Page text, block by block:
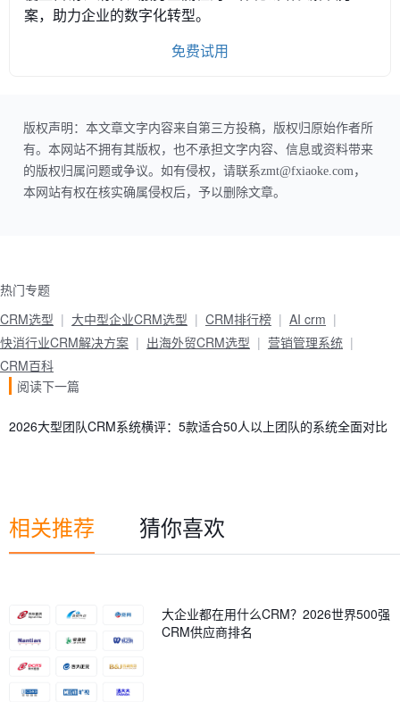
案，助力企业的数字化转型。
免费试用
版权声明：本文章文字内容来自第三方投稿，版权归原始作者所
有。本网站不拥有其版权，也不承担文字内容、信息或资料带来
的版权归属问题或争议。如有侵权，请联系zmt@fxiaoke.com，
本网站有权在核实确属侵权后，予以删除文章。
热门专题
CRM选型
大中型企业CRM选型 CRM排行榜
AI crm
快消行业CRM解决方案
出海外贸CRM选型
营销管理系统
CRM百科
阅读下一篇
2026大型团队CRM系统横评：5款适合50人以上团队的系统全面对比
相关推荐 猜你喜欢
大企业都在用什么CRM？2026世界500强
CRM供应商排名